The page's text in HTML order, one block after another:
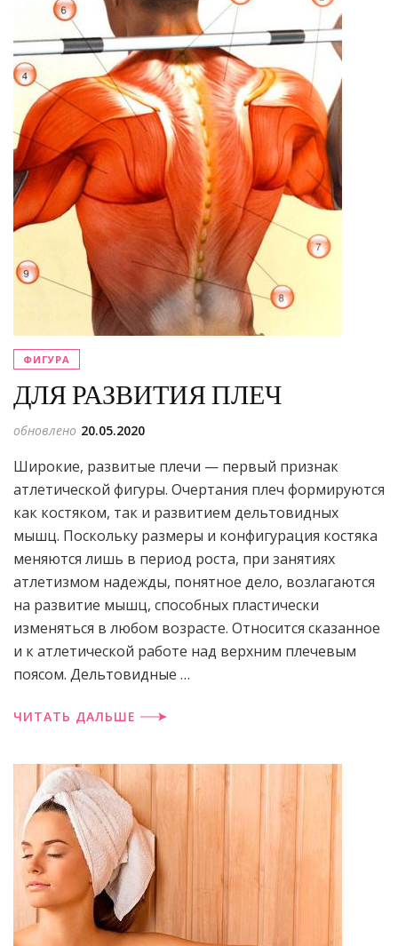
ФИГУРА
ДЛЯ РАЗВИТИЯ ПЛЕЧ
обновлено 20.05.2020
Широкие, развитые плечи — первый признак
атлети­ческой фигуры. Очертания плеч формируются
как костя­ком, так и развитием дельтовидных
мышц. Поскольку размеры и конфигурация костяка
меняются лишь в период роста, при занятиях
атлетизмом надежды, понятное дело, возлагаются
на развитие мышц, способных пластически
изменяться в любом возрасте. Относится сказанное
и к атлетической работе над верхним плечевым
поясом. Дель­товидные …
ЧИТАТЬ ДАЛЬШЕ